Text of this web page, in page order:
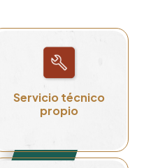
Servicio técnico
propio